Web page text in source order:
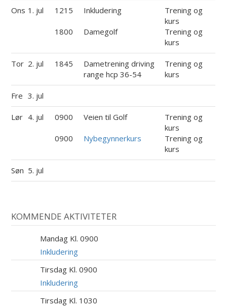
Ons 1. jul 1215 Inkludering
Trening og
kurs
1800
Damegolf
Trening og
kurs
Tor 2. jul 1845
Dametrening driving
range hcp 36-54
Trening og
kurs
Fre 3. jul
Lør 4. jul 0900 Veien til Golf
Trening og
kurs
0900
Nybegynnerkurs
Trening og
kurs
Søn 5. jul
KOMMENDE AKTIVITETER
Mandag Kl. 0900
Inkludering
Tirsdag Kl. 0900
Inkludering
Tirsdag Kl. 1030